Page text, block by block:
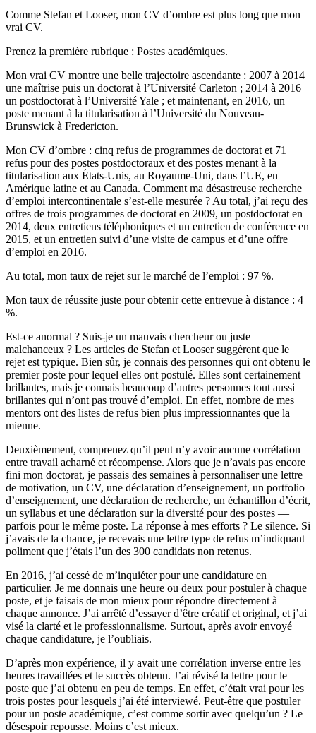
Comme Stefan et Looser, mon CV d’ombre est plus long que mon
vrai CV.
Prenez la première rubrique : Postes académiques.
Mon vrai CV montre une belle trajectoire ascendante : 2007 à 2014
une maîtrise puis un doctorat à l’Université Carleton ; 2014 à 2016
un postdoctorat à l’Université Yale ; et maintenant, en 2016, un
poste menant à la titularisation à l’Université du Nouveau-
Brunswick à Fredericton.
Mon CV d’ombre : cinq refus de programmes de doctorat et 71
refus pour des postes postdoctoraux et des postes menant à la
titularisation aux États-Unis, au Royaume-Uni, dans l’UE, en
Amérique latine et au Canada. Comment ma désastreuse recherche
d’emploi intercontinentale s’est-elle mesurée ? Au total, j’ai reçu des
offres de trois programmes de doctorat en 2009, un postdoctorat en
2014, deux entretiens téléphoniques et un entretien de conférence en
2015, et un entretien suivi d’une visite de campus et d’une offre
d’emploi en 2016.
Au total, mon taux de rejet sur le marché de l’emploi : 97 %.
Mon taux de réussite juste pour obtenir cette entrevue à distance : 4
%.
Est-ce anormal ? Suis‑je un mauvais chercheur ou juste
malchanceux ? Les articles de Stefan et Looser suggèrent que le
rejet est typique. Bien sûr, je connais des personnes qui ont obtenu le
premier poste pour lequel elles ont postulé. Elles sont certainement
brillantes, mais je connais beaucoup d’autres personnes tout aussi
brillantes qui n’ont pas trouvé d’emploi. En effet, nombre de mes
mentors ont des listes de refus bien plus impressionnantes que la
mienne.
Deuxièmement, comprenez qu’il peut n’y avoir aucune corrélation
entre travail acharné et récompense. Alors que je n’avais pas encore
fini mon doctorat, je passais des semaines à personnaliser une lettre
de motivation, un CV, une déclaration d’enseignement, un portfolio
d’enseignement, une déclaration de recherche, un échantillon d’écrit,
un syllabus et une déclaration sur la diversité pour des postes —
parfois pour le même poste. La réponse à mes efforts ? Le silence. Si
j’avais de la chance, je recevais une lettre type de refus m’indiquant
poliment que j’étais l’un des 300 candidats non retenus.
En 2016, j’ai cessé de m’inquiéter pour une candidature en
particulier. Je me donnais une heure ou deux pour postuler à chaque
poste, et je faisais de mon mieux pour répondre directement à
chaque annonce. J’ai arrêté d’essayer d’être créatif et original, et j’ai
visé la clarté et le professionnalisme. Surtout, après avoir envoyé
chaque candidature, je l’oubliais.
D’après mon expérience, il y avait une corrélation inverse entre les
heures travaillées et le succès obtenu. J’ai révisé la lettre pour le
poste que j’ai obtenu en peu de temps. En effet, c’était vrai pour les
trois postes pour lesquels j’ai été interviewé. Peut‑être que postuler
pour un poste académique, c’est comme sortir avec quelqu’un ? Le
désespoir repousse. Moins c’est mieux.